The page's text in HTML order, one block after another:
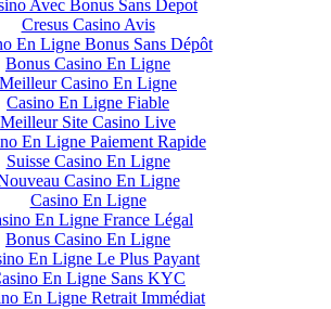
Avec Bonus Sans Depot
Cresus Casino Avis
En Ligne Bonus Sans Dépôt
Bonus Casino En Ligne
Meilleur Casino En Ligne
Casino En Ligne Fiable
Meilleur Site Casino Live
En Ligne Paiement Rapide
Suisse Casino En Ligne
Casino En Ligne
Casino En Ligne
En Ligne France Légal
Bonus Casino En Ligne
En Ligne Le Plus Payant
En Ligne Sans KYC
En Ligne Retrait Immédiat